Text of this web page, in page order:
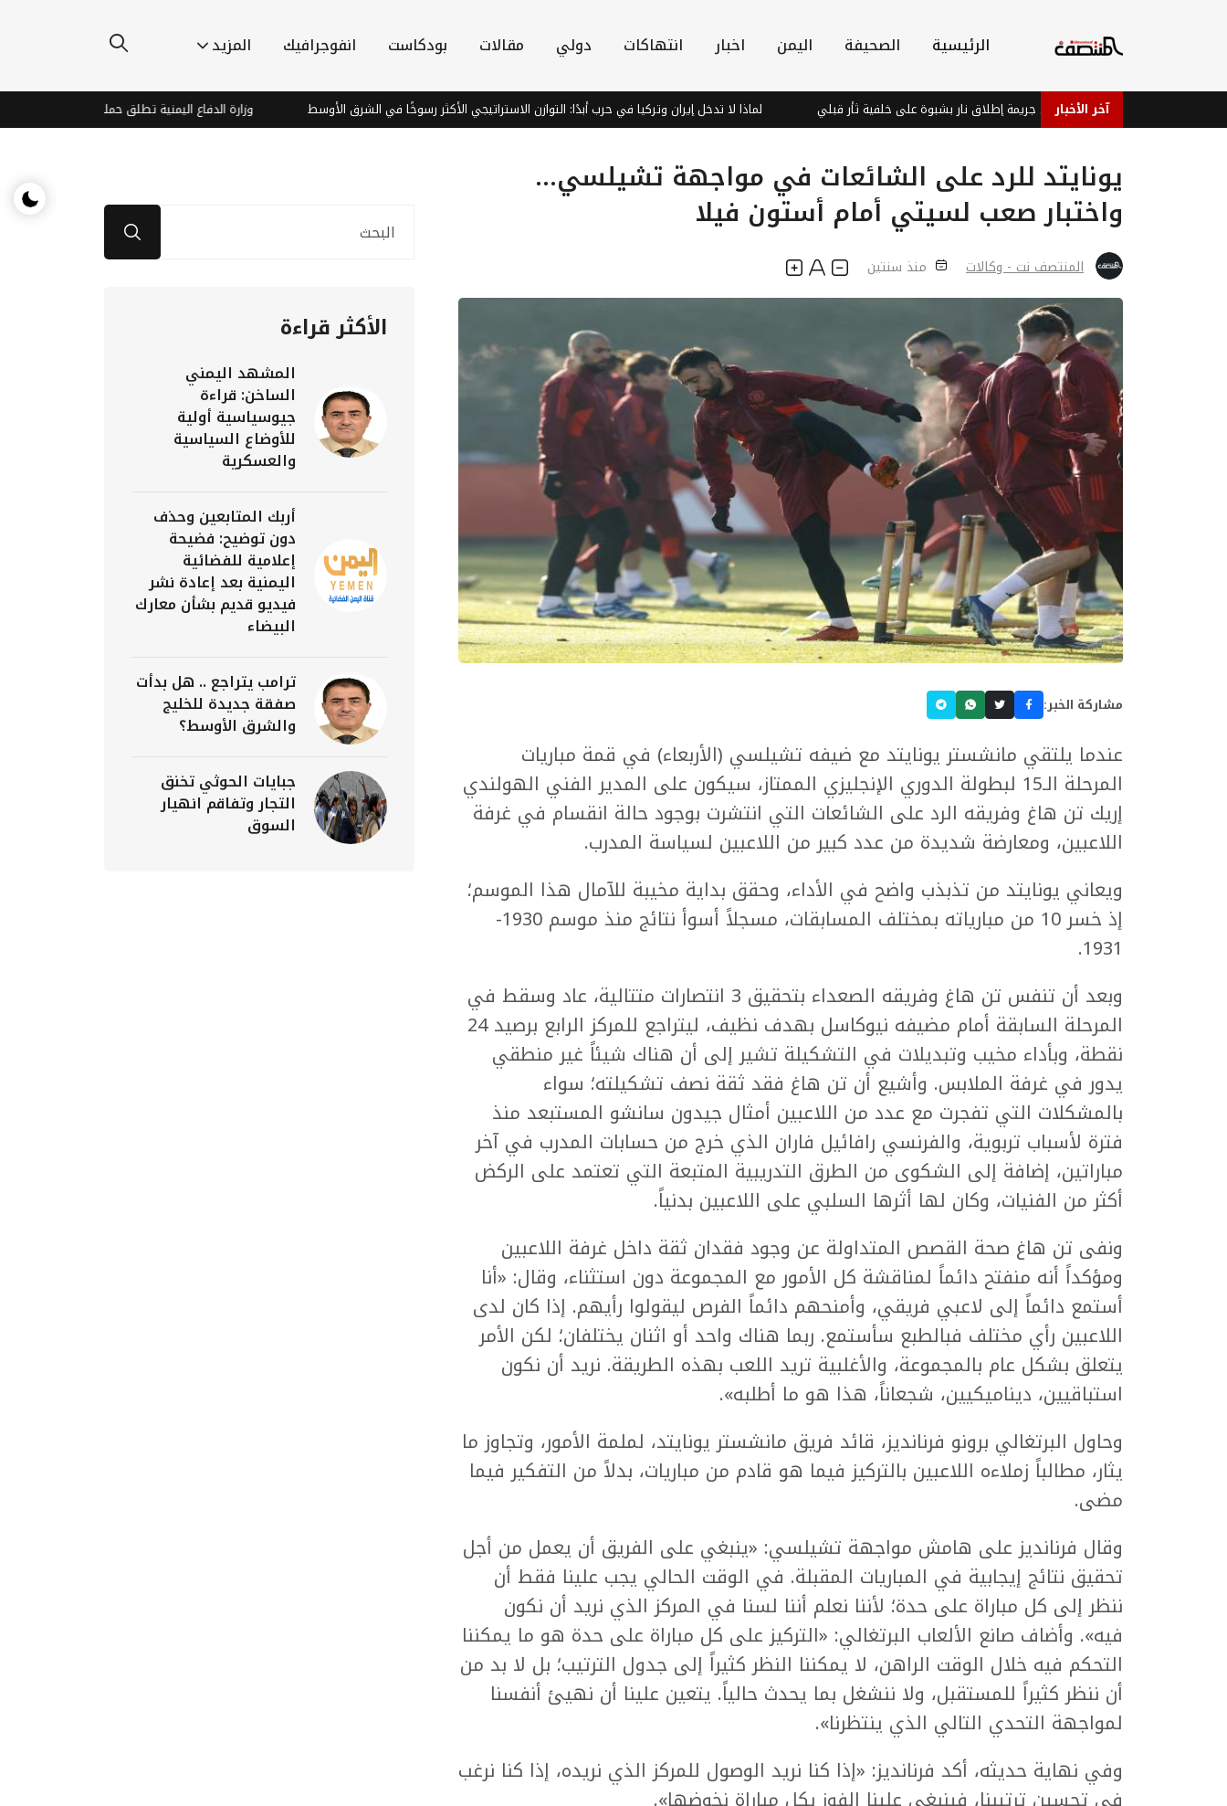
الرئيسية الصحيفة اليمن اخبار انتهاكات دولي مقالات بودكاست انفوجرافيك المزيد
آخر الأخبار
الرضيعة في جريمة إطلاق نار بشبوة على خلفية ثأر قبلي لماذا لا تدخل إيران وتركيا في حرب أبدًا: التوازن الاستراتيجي الأكثر رسوخًا في الشرق الأوسط وزارة الدفاع اليمنية تطلق حملة أمنية واسعة في المحافظات المحررة
يونايتد للرد على الشائعات في مواجهة تشيلسي...
واختبار صعب لسيتي أمام أستون فيلا
المنتصف نت - وكالات منذ سنتين
مشاركة الخبر:
عندما يلتقي مانشستر يونايتد مع ضيفه تشيلسي (الأربعاء) في قمة مباريات
المرحلة الـ15 لبطولة الدوري الإنجليزي الممتاز، سيكون على المدير الفني الهولندي
إريك تن هاغ وفريقه الرد على الشائعات التي انتشرت بوجود حالة انقسام في غرفة
اللاعبين، ومعارضة شديدة من عدد كبير من اللاعبين لسياسة المدرب.
ويعاني يونايتد من تذبذب واضح في الأداء، وحقق بداية مخيبة للآمال هذا الموسم؛
إذ خسر 10 من مبارياته بمختلف المسابقات، مسجلاً أسوأ نتائج منذ موسم 1930-
1931.
وبعد أن تنفس تن هاغ وفريقه الصعداء بتحقيق 3 انتصارات متتالية، عاد وسقط في
المرحلة السابقة أمام مضيفه نيوكاسل بهدف نظيف، ليتراجع للمركز الرابع برصيد 24
نقطة، وبأداء مخيب وتبديلات في التشكيلة تشير إلى أن هناك شيئاً غير منطقي
يدور في غرفة الملابس. وأشيع أن تن هاغ فقد ثقة نصف تشكيلته؛ سواء
بالمشكلات التي تفجرت مع عدد من اللاعبين أمثال جيدون سانشو المستبعد منذ
فترة لأسباب تربوية، والفرنسي رافائيل فاران الذي خرج من حسابات المدرب في آخر
مباراتين، إضافة إلى الشكوى من الطرق التدريبية المتبعة التي تعتمد على الركض
أكثر من الفنيات، وكان لها أثرها السلبي على اللاعبين بدنياً.
ونفى تن هاغ صحة القصص المتداولة عن وجود فقدان ثقة داخل غرفة اللاعبين
ومؤكداً أنه منفتح دائماً لمناقشة كل الأمور مع المجموعة دون استثناء، وقال: «أنا
أستمع دائماً إلى لاعبي فريقي، وأمنحهم دائماً الفرص ليقولوا رأيهم. إذا كان لدى
اللاعبين رأي مختلف فبالطبع سأستمع. ربما هناك واحد أو اثنان يختلفان؛ لكن الأمر
يتعلق بشكل عام بالمجموعة، والأغلبية تريد اللعب بهذه الطريقة. نريد أن نكون
استباقيين، ديناميكيين، شجعاناً، هذا هو ما أطلبه».
وحاول البرتغالي برونو فرنانديز، قائد فريق مانشستر يونايتد، لملمة الأمور، وتجاوز ما
يثار، مطالباً زملاءه اللاعبين بالتركيز فيما هو قادم من مباريات، بدلاً من التفكير فيما
مضى.
وقال فرنانديز على هامش مواجهة تشيلسي: «ينبغي على الفريق أن يعمل من أجل
تحقيق نتائج إيجابية في المباريات المقبلة. في الوقت الحالي يجب علينا فقط أن
ننظر إلى كل مباراة على حدة؛ لأننا نعلم أننا لسنا في المركز الذي نريد أن نكون
فيه». وأضاف صانع الألعاب البرتغالي: «التركيز على كل مباراة على حدة هو ما يمكننا
التحكم فيه خلال الوقت الراهن، لا يمكننا النظر كثيراً إلى جدول الترتيب؛ بل لا بد من
أن ننظر كثيراً للمستقبل، ولا ننشغل بما يحدث حالياً. يتعين علينا أن نهيئ أنفسنا
لمواجهة التحدي التالي الذي ينتظرنا».
وفي نهاية حديثه، أكد فرنانديز: «إذا كنا نريد الوصول للمركز الذي نريده، إذا كنا نرغب
الأكثر قراءة
المشهد اليمني
الساخن: قراءة
جيوسياسية أولية
للأوضاع السياسية
والعسكرية
أربك المتابعين وحذف
دون توضيح: فضيحة
إعلامية للفضائية
اليمنية بعد إعادة نشر
فيديو قديم بشأن معارك
البيضاء
ترامب يتراجع .. هل بدأت
صفقة جديدة للخليج
والشرق الأوسط؟
جبايات الحوثي تخنق
التجار وتفاقم انهيار
السوق